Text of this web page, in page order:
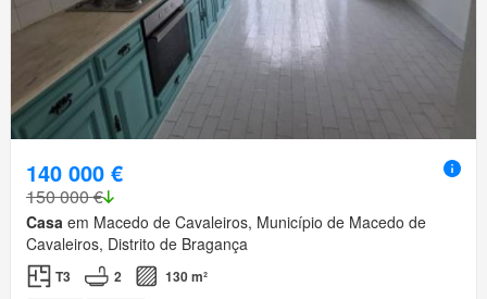
140 000 €
150 000 €
Casa em Macedo de Cavaleiros, Município de Macedo de
Cavaleiros, Distrito de Bragança
T3 2 130 m²